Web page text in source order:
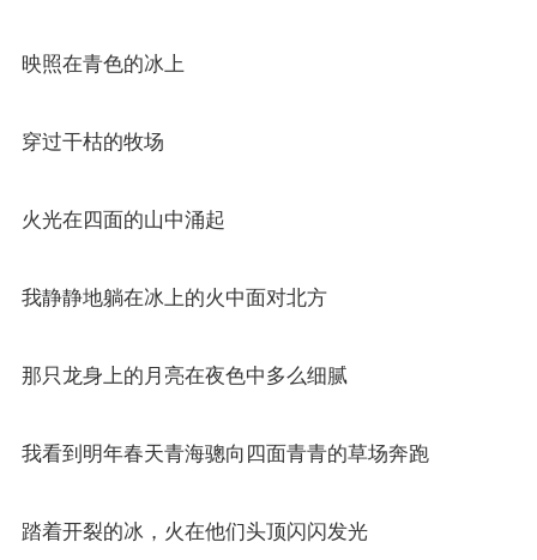
映照在青色的冰上
穿过干枯的牧场
火光在四面的山中涌起
我静静地躺在冰上的火中面对北方
那只龙身上的月亮在夜色中多么细腻
我看到明年春天青海骢向四面青青的草场奔跑
踏着开裂的冰，火在他们头顶闪闪发光